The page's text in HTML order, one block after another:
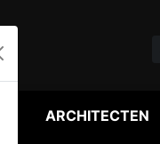
ARCHITECTEN